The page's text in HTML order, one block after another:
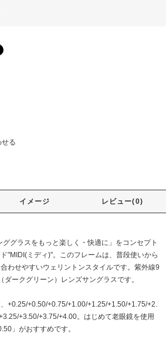
せる
イメージ レビュー(0)
ググラスをもっと楽しく・快適に」をコンセプト
"MIDI(ミディ)"。このフレームは、普段使いから
わせやすいウェリントンスタイルです。紫外線9
ークグリーン）レンズサングラスです。
+0.25/+0.50/+0.75/+1.00/+1.25/+1.50/+1.75/+2.
+3.50/+3.75/+4.00。はじめて老眼鏡を使用
」がおすすめです。